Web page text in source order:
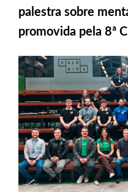
palestra sobre
promovida pela 8ª